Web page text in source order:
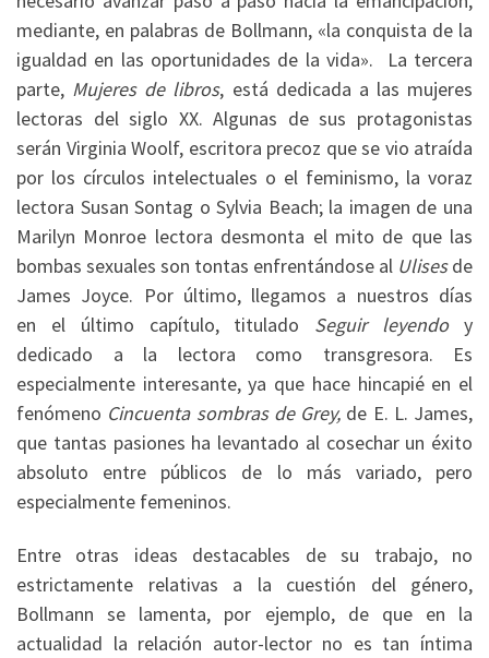
mediante, en palabras de Bollmann, «la conquista de la
igualdad en las oportunidades de la vida». La tercera
parte, Mujeres de libros, está dedicada a las mujeres
lectoras del siglo XX. Algunas de sus protagonistas
serán Virginia Woolf, escritora precoz que se vio atraída
por los círculos intelectuales o el feminismo, la voraz
lectora Susan Sontag o Sylvia Beach; la imagen de una
Marilyn Monroe lectora desmonta el mito de que las
bombas sexuales son tontas enfrentándose al Ulisesde
James Joyce. Por último, llegamos a nuestros días
en el último capítulo, titulado Seguir leyendoy
dedicado a la lectora como transgresora. Es
especialmente interesante, ya que hace hincapié en el
fenómeno Cincuenta sombras de Grey, de E. L. James,
que tantas pasiones ha levantado al cosechar un éxito
absoluto entre públicos de lo más variado, pero
especialmente femeninos.
Entre otras ideas destacables de su trabajo, no
estrictamente relativas a la cuestión del género,
Bollmann se lamenta, por ejemplo, de que en la
actualidad la relación autor-lector no es tan íntima